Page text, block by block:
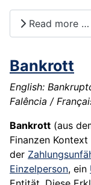
Read more …
Bankrott
English:
Falência /
Bankrott (aus
Finanzen
der
Einzelperson, ein